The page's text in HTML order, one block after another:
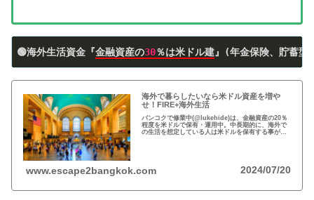
🟢海外生活資金『金融資産の30％は米ドル建』(年金保険、貯蓄型
海外で暮らしたいなら米ドル資産を増や
せ！FIRE+海外生活
バンコクで修業中(@lukehide)は、金融資産の20％
程度を米ドルで保有・運用中。中長期的に、海外で
の生活を想定している人は米ドルを保有する事がお
www.escape2bangkok.com 2024/07/20